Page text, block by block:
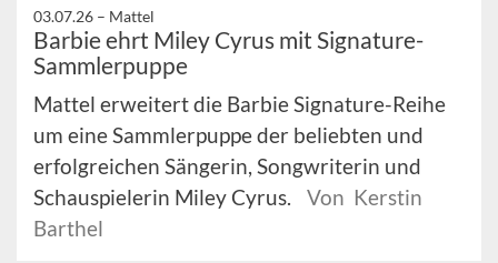
03.07.26 – Mattel
Barbie ehrt Miley Cyrus mit Signature-
Sammlerpuppe
Mattel erweitert die Barbie Signature-Reihe
um eine Sammlerpuppe der beliebten und
erfolgreichen Sängerin, Songwriterin und
Schauspielerin Miley Cyrus.
Von Kerstin
Barthel